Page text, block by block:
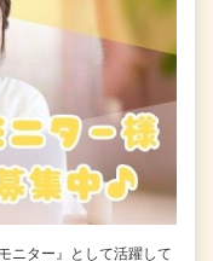
ニター』として活躍して